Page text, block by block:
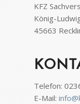
KFZ
König-
45663
Telefon:
E-Mail: